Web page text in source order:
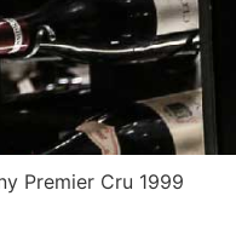
Premier Cru 1999